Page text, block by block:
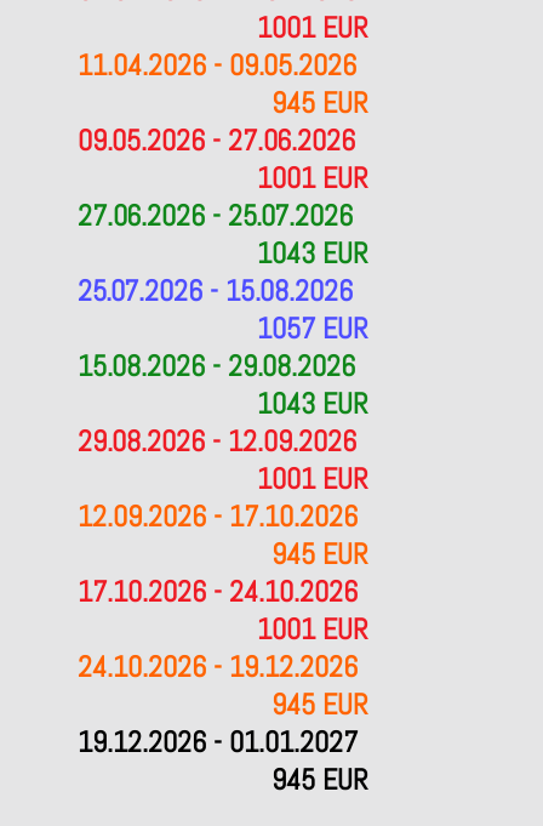
1001 EUR
11.04.2026 - 09.05.2026
945 EUR
09.05.2026 - 27.06.2026
1001 EUR
27.06.2026 - 25.07.2026
1043 EUR
25.07.2026 - 15.08.2026
1057 EUR
15.08.2026 - 29.08.2026
1043 EUR
29.08.2026 - 12.09.2026
1001 EUR
12.09.2026 - 17.10.2026
945 EUR
17.10.2026 - 24.10.2026
1001 EUR
24.10.2026 - 19.12.2026
945 EUR
19.12.2026 - 01.01.2027
945 EUR